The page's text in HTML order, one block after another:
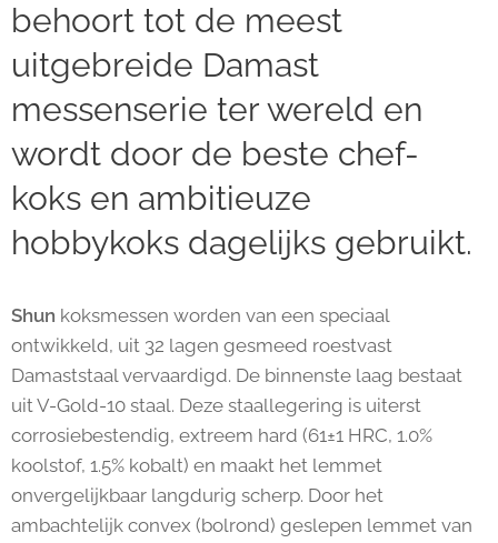
behoort tot de meest
uitgebreide Damast
messenserie ter wereld en
wordt door de beste chef-
koks en ambitieuze
hobbykoks dagelijks gebruikt.
Shun koksmessen worden van een speciaal
ontwikkeld, uit 32 lagen gesmeed roestvast
Damaststaal vervaardigd. De binnenste laag bestaat
uit V-Gold-10 staal. Deze staallegering is uiterst
corrosiebestendig, extreem hard (61±1 HRC, 1.0%
koolstof, 1.5% kobalt) en maakt het lemmet
onvergelijkbaar langdurig scherp. Door het
ambachtelijk convex (bolrond) geslepen lemmet van